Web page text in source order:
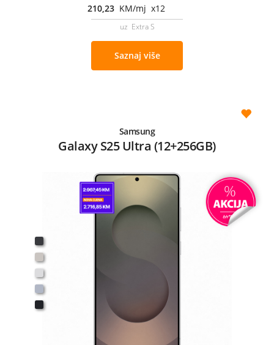
210,23 KM/mj x12
uz Extra S
Saznaj više
Samsung
Galaxy S25 Ultra (12+256GB)